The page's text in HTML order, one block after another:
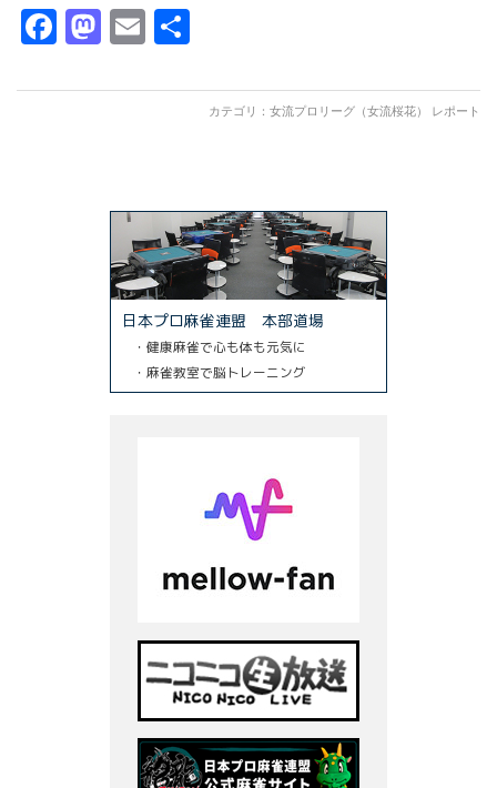
Facebook
Mastodon
Email
カテゴリ： 女流プロリーグ（女流桜花） レポート
日本プロ麻雀連盟 本部道場
・健康麻雀で心も体も元気に
・麻雀教室で脳トレーニング